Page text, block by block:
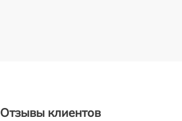
Отзывы клиентов